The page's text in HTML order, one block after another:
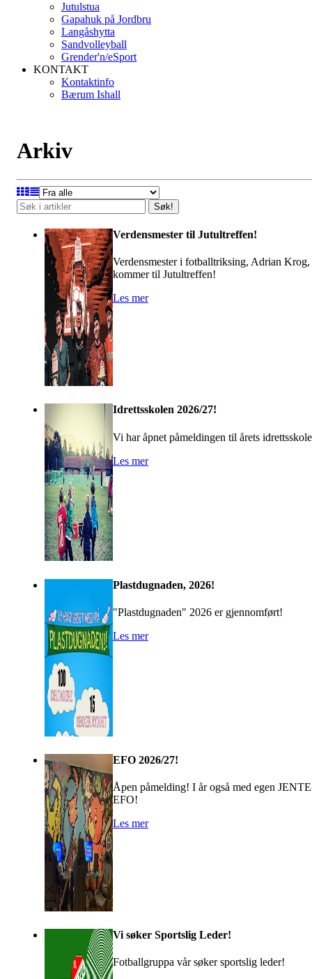
Jutulstua
Gapahuk på Jordbru
Langåshytta
Sandvolleyball
Grender'n/eSport
KONTAKT
Kontaktinfo
Bærum Ishall
Arkiv
Søk!
Verdensmester til Jutultreffen!
Verdensmester i fotballtriksing, Adrian Krog,
kommer til Jutultreffen!
Les mer
Idrettsskolen 2026/27!
Vi har åpnet påmeldingen til årets
Les mer
Plastdugnaden, 2026!
"Plastdugnaden" 2026 er gjennomført!
Les mer
EFO 2026/27!
Åpen påmelding! I år også med egen
EFO!
Les mer
Vi søker Sportslig Leder!
Fotballgruppa vår søker sportslig leder!